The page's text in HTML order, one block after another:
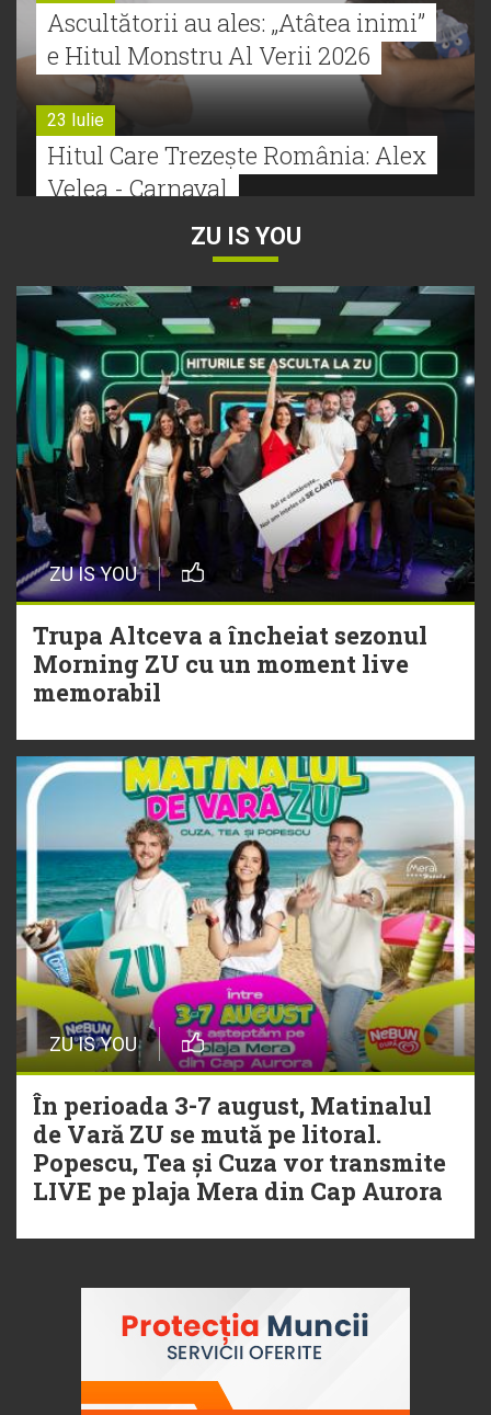
Ascultătorii au ales: „Atâtea inimi”
e Hitul Monstru Al Verii 2026
23 Iulie
Hitul Care Trezește România: Alex
Velea - Carnaval
Bătălie strânsă la Hitul Monstru Al
Verii: Cabron versus Faydee
21 Iulie
Dă volumul mai tare! Cabron vine
cu Hitul Monstru al Verii
20 Iulie
Episod nou | Muzica Aia x DJ
Christian Thomson
20 Iulie
Torpedoul lui Morar: Theo Rose -
ZU IS YOU
ZU IS YOU
Trupa Altceva a încheiat sezonul
Morning ZU cu un moment live
memorabil
ZU IS YOU
În perioada 3-7 august, Matinalul
de Vară ZU se mută pe litoral.
Popescu, Tea și Cuza vor transmite
LIVE pe plaja Mera din Cap Aurora